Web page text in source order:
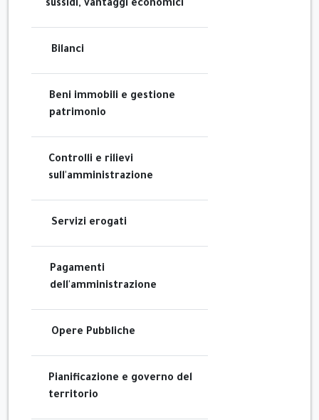
sussidi, vantaggi economici
Bilanci
Beni immobili e gestione
patrimonio
Controlli e rilievi
sull'amministrazione
Servizi erogati
Pagamenti
dell'amministrazione
Opere Pubbliche
Pianificazione e governo del
territorio